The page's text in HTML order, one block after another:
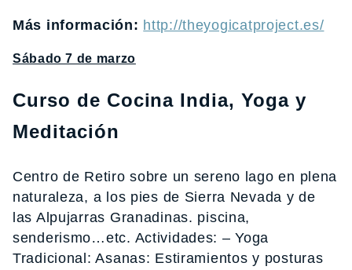
Más información: http://theyogicatproject.es/
Sábado 7 de marzo
Curso de Cocina India, Yoga y
Meditación
Centro de Retiro sobre un sereno lago en plena
naturaleza, a los pies de Sierra Nevada y de
las Alpujarras Granadinas. piscina,
senderismo…etc. Actividades: – Yoga
Tradicional: Asanas: Estiramientos y posturas